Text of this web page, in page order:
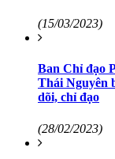
(15/03/2023)
Ban Chỉ đạo
Thái Nguyên
dõi, chỉ đạo
(28/02/2023)